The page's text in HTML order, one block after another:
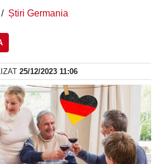
Știri Germania
25/12/2023 11:06